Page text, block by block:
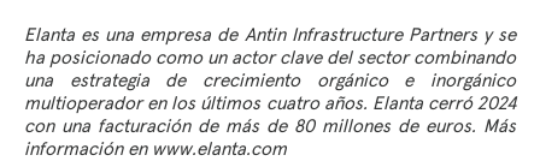
Elanta es una empresa de Antin Infrastructure Partners y se
ha posicionado como un actor clave del sector combinando
una estrategia de crecimiento orgánico e inorgánico
multioperador en los últimos cuatro años. Elanta cerró 2024
con una facturación de más de 80 millones de euros. Más
información en www.elanta.com